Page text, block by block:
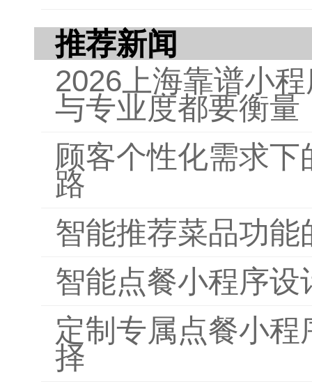
推荐新闻
2026上海靠谱小
与专业度都要衡量
顾客个性化需求
路
智能推荐菜品功
智能点餐小程序设
定制专属点餐小
择